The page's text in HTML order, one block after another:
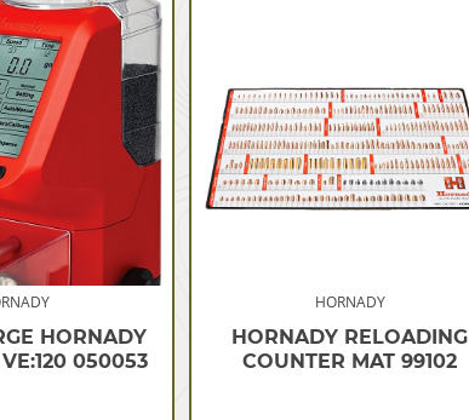
HORNADY
050053
HORNADY
HORNADY RELOADING
COUNTER MAT 99102